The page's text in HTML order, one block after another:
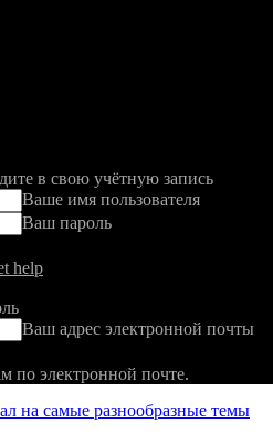
в свою учётную запись
Ваше имя пользователя
Ваш пароль
help
Ваш адрес электронной почты
по электронной почте.
на самые разнообразные темы